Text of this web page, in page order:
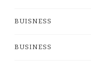
BUISNESS
BUSINESS